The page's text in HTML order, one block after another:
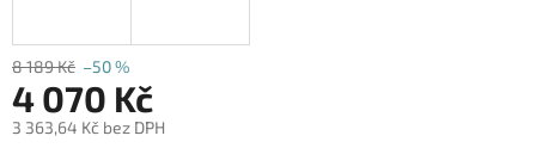
8 189 Kč –50 %
4 070 Kč
3 363,64 Kč bez DPH